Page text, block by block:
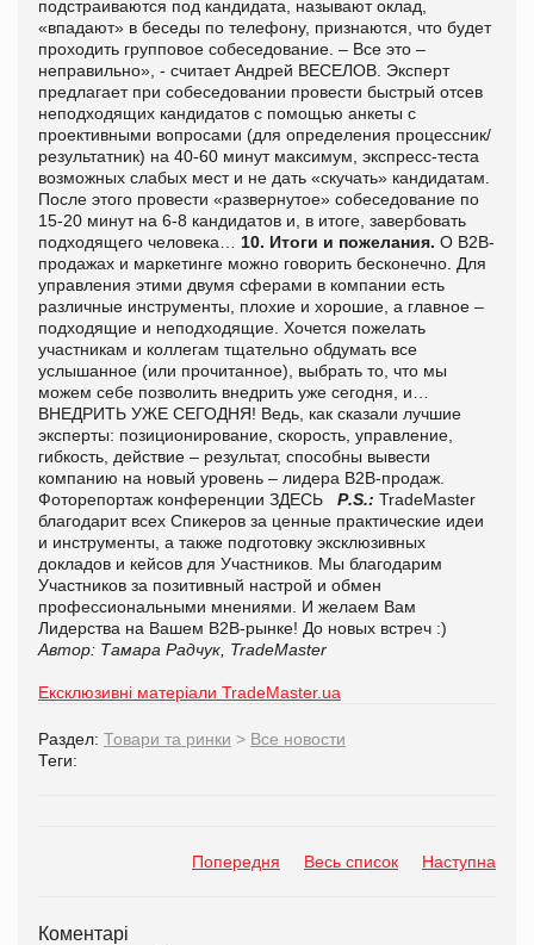
подстраиваются под кандидата, называют оклад,
«впадают» в беседы по телефону, признаются, что будет
проходить групповое собеседование. – Все это –
неправильно», - считает Андрей ВЕСЕЛОВ. Эксперт
предлагает при собеседовании провести быстрый отсев
неподходящих кандидатов с помощью анкеты с
проективными вопросами (для определения процессник/
результатник) на 40-60 минут максимум, экспресс-теста
возможных слабых мест и не дать «скучать» кандидатам.
После этого провести «развернутое» собеседование по
15-20 минут на 6-8 кандидатов и, в итоге, завербовать
подходящего человека… 10. Итоги и пожелания. О В2В-
продажах и маркетинге можно говорить бесконечно. Для
управления этими двумя сферами в компании есть
различные инструменты, плохие и хорошие, а главное –
подходящие и неподходящие. Хочется пожелать
участникам и коллегам тщательно обдумать все
услышанное (или прочитанное), выбрать то, что мы
можем себе позволить внедрить уже сегодня, и…
ВНЕДРИТЬ УЖЕ СЕГОДНЯ! Ведь, как сказали лучшие
эксперты: позиционирование, скорость, управление,
гибкость, действие – результат, способны вывести
компанию на новый уровень – лидера В2В-продаж.
Фоторепортаж конференции ЗДЕСЬ
P.S.: TradeMaster
благодарит всех Спикеров за ценные практические идеи
и инструменты, а также подготовку эксклюзивных
докладов и кейсов для Участников. Мы благодарим
Участников за позитивный настрой и обмен
профессиональными мнениями. И желаем Вам
Лидерства на Вашем В2В-рынке! До новых встреч :)
Автор: Тамара Радчук, TradeMaster
Ексклюзивні матеріали TradeMaster.ua
Раздел: Товари та ринки > Все новости
Теги:
Попередня Весь список Наступна
Коментарі